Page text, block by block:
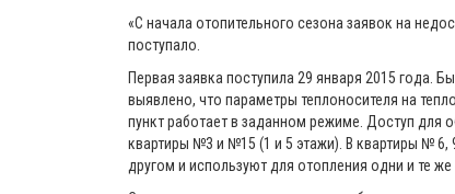
«С начала отопительного сезона заявок на
поступало.
Первая заявка поступила 29 января 2015 года.
выявлено, что параметры теплоносителя на
пункт работает в заданном режиме. Доступ для
квартиры №3 и №15 (1 и 5 этажи). В квартиры № 6,
другом и используют для отопления одни и те же